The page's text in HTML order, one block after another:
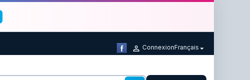
 ConnexionFrançais